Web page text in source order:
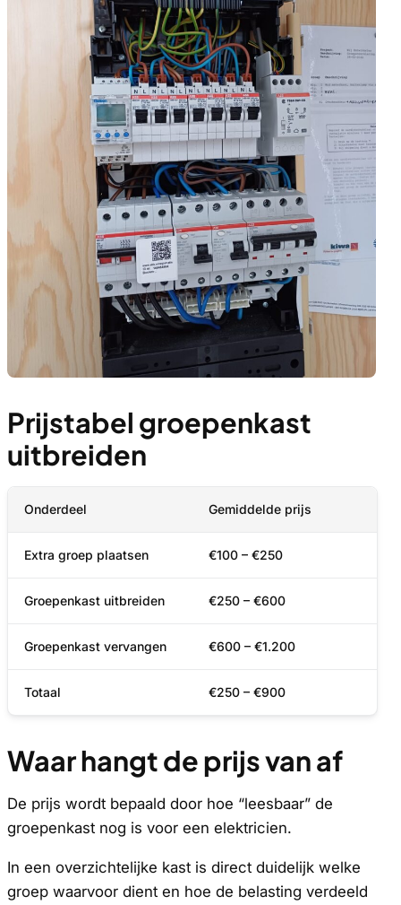
Prijstabel groepenkast
uitbreiden
Onderdeel Gemiddelde prijs
Extra groep plaatsen €100 – €250
Groepenkast uitbreiden €250 – €600
Groepenkast vervangen €600 – €1.200
Totaal €250 – €900
Waar hangt de prijs van af
De prijs wordt bepaald door hoe “leesbaar” de
groepenkast nog is voor een elektricien.
In een overzichtelijke kast is direct duidelijk welke
groep waarvoor dient en hoe de belasting verdeeld